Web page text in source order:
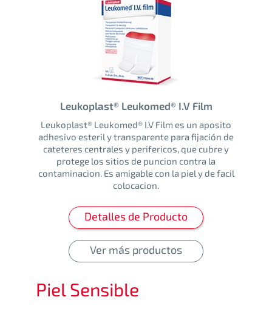
Leukoplast® Leukomed® I.V Film
Leukoplast® Leukomed® I.V Film es un aposito
adhesivo esteril y transparente para fijación de
cateteres centrales y perifericos, que cubre y
protege los sitios de puncion contra la
contaminacion. Es amigable con la piel y de facil
colocacion.
Detalles de Producto
Ver más productos
Piel Sensible